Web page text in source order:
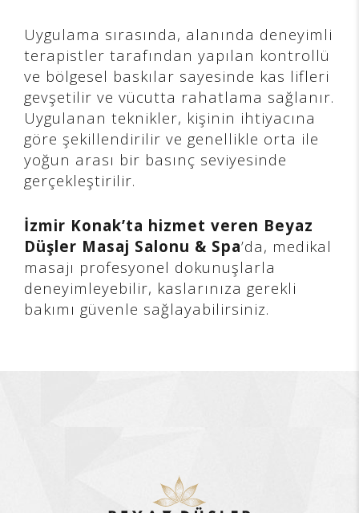
Uygulama sırasında, alanında deneyimli
terapistler tarafından yapılan kontrollü
ve bölgesel baskılar sayesinde kas lifleri
gevşetilir ve vücutta rahatlama sağlanır.
Uygulanan teknikler, kişinin ihtiyacına
göre şekillendirilir ve genellikle orta ile
yoğun arası bir basınç seviyesinde
gerçekleştirilir.
İzmir Konak’ta hizmet veren Beyaz
Düşler Masaj Salonu & Spa’da, medikal
masajı profesyonel dokunuşlarla
deneyimleyebilir, kaslarınıza gerekli
bakımı güvenle sağlayabilirsiniz.